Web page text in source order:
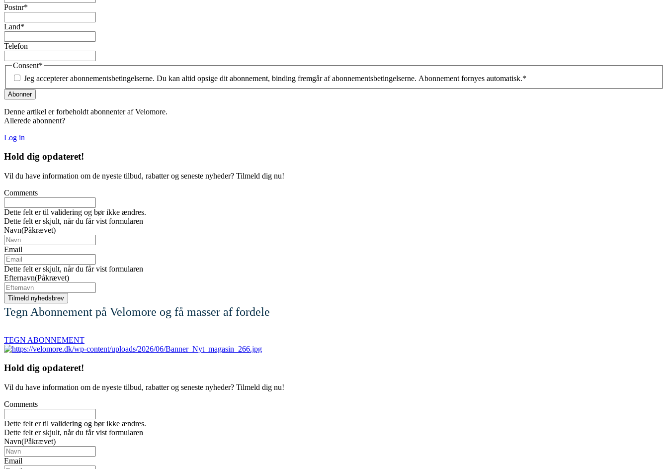
Postnr*
Land*
Telefon
Consent*
Jeg accepterer abonnementsbetingelserne. Du kan altid opsige dit abonnement, binding fremgår af abonnementsbetingelserne. Abonnement fornyes automatisk.*
Denne artikel er forbeholdt abonnenter af Velomore.
Allerede abonnent?
Log in
Hold dig opdateret!
Vil du have information om de nyeste tilbud, rabatter og seneste nyheder? Tilmeld dig nu!
Comments
Dette felt er til validering og bør ikke ændres.
Dette felt er skjult, når du får vist formularen
Navn(Påkrævet)
Email
Dette felt er skjult, når du får vist formularen
Efternavn(Påkrævet)
Tegn Abonnement på Velomore og få masser af fordele
TEGN ABONNEMENT
Hold dig opdateret!
Vil du have information om de nyeste tilbud, rabatter og seneste nyheder? Tilmeld dig nu!
Comments
Dette felt er til validering og bør ikke ændres.
Dette felt er skjult, når du får vist formularen
Navn(Påkrævet)
Email